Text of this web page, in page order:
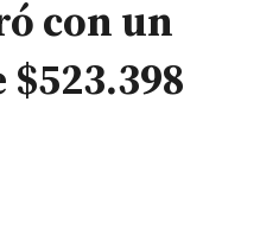
con un